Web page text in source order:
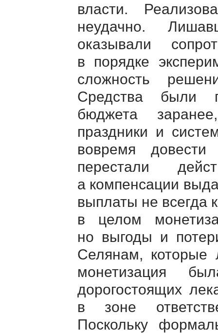
власти.
неудачно.
оказывали
в порядке
сложность
Средства были
бюджета
праздники и
вовремя
перестали
а компенсации
выплаты не всегда
в целом
но выгоды и
Селянам, которые
монетизация
дорогостоящих
в зоне
Поскольку